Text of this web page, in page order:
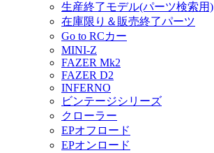
生産終了モデル(パーツ検索用)
在庫限り＆販売終了パーツ
Go to RCカー
MINI-Z
FAZER Mk2
FAZER D2
INFERNO
ビンテージシリーズ
クローラー
EPオフロード
EPオンロード